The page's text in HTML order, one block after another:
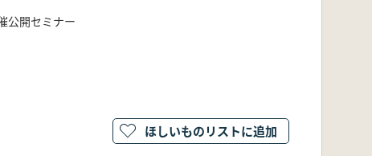
公開セミナー
ほしいものリストに追加